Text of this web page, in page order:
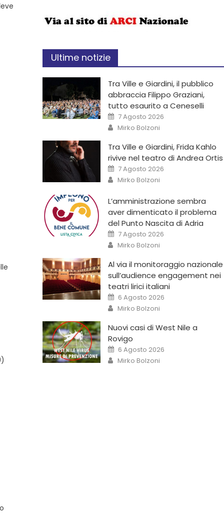
Ultime notizie
Tra Ville e Giardini, il pubblico
abbraccia Filippo Graziani,
tutto esaurito a Ceneselli
7 Agosto 2026
Mirko Bolzoni
Tra Ville e Giardini, Frida Kahlo
rivive nel teatro di Andrea Ortis
7 Agosto 2026
Mirko Bolzoni
L’amministrazione sembra
aver dimenticato il problema
del Punto Nascita di Adria
7 Agosto 2026
Mirko Bolzoni
Al via il monitoraggio nazionale
sull’audience engagement nei
teatri lirici italiani
6 Agosto 2026
Mirko Bolzoni
Nuovi casi di West Nile a
Rovigo
6 Agosto 2026
Mirko Bolzoni